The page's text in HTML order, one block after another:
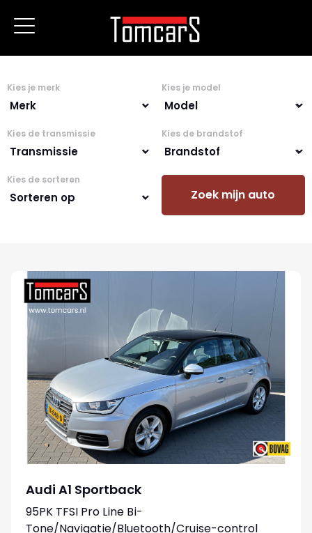
Kies je merk Kies je model
Kies de transmissie Kies de brandstof
Kies de sorteren
Zoek mijn auto
Audi A1 Sportback
95PK TFSI Pro Line Bi-
Tone/Navigatie/Bluetooth/Cruise-control